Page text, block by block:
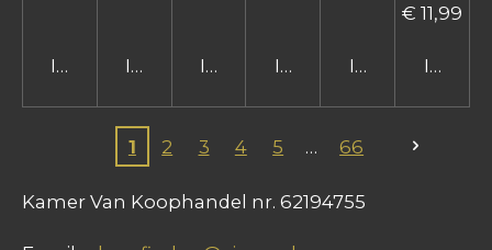
In winkelwagenIn winkelwagenIn winkelwagenIn winkelwagen
In
€ 11,99
In
1 2 3 4 5 66
Kamer Van Koophandel nr. 62194755